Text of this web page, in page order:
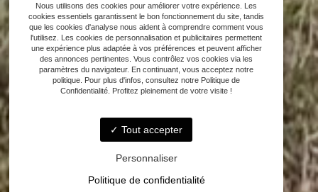
Nous utilisons des cookies pour améliorer votre expérience. Les
cookies essentiels garantissent le bon fonctionnement du site, tandis
que les cookies d'analyse nous aident à comprendre comment vous
l'utilisez. Les cookies de personnalisation et publicitaires permettent
une expérience plus adaptée à vos préférences et peuvent afficher
des annonces pertinentes. Vous contrôlez vos cookies via les
paramètres du navigateur. En continuant, vous acceptez notre
politique. Pour plus d'infos, consultez notre Politique de
Confidentialité. Profitez pleinement de votre visite !
Tout accepter
Personnaliser
Politique de confidentialité